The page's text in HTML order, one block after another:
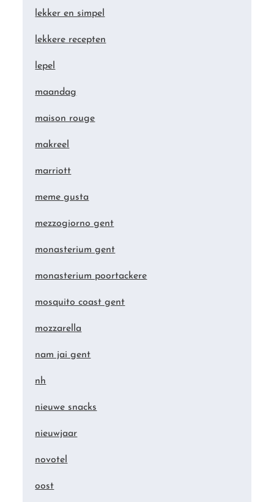
lekker en simpel
lekkere recepten
lepel
maandag
maison rouge
makreel
marriott
meme gusta
mezzogiorno gent
monasterium gent
monasterium poortackere
mosquito coast gent
mozzarella
nam jai gent
nh
nieuwe snacks
nieuwjaar
novotel
oost